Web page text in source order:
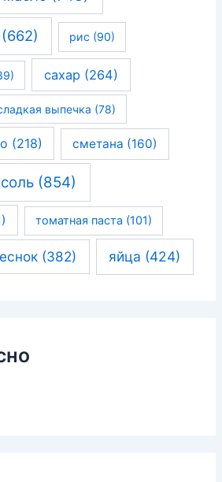
рис (90)
сахар (264)
выпечка (78)
(218) сметана (160)
соль(854)
томатная паста (101)
(382) яйца (424)